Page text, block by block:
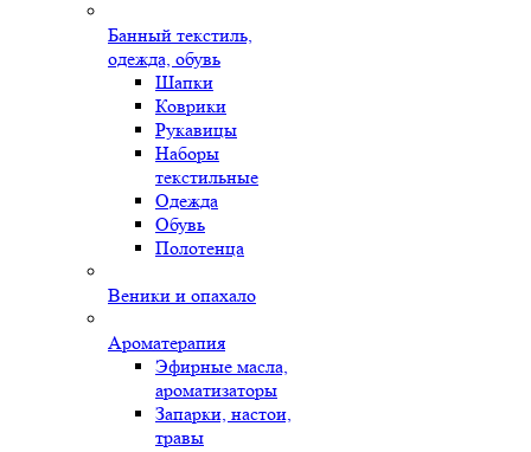
Банный текстиль,
одежда, обувь
Шапки
Коврики
Рукавицы
Наборы
текстильные
Одежда
Обувь
Полотенца
Веники и опахало
Ароматерапия
Эфирные масла,
ароматизаторы
Запарки, настои,
травы